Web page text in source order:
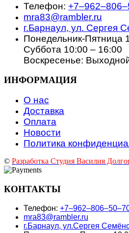
Телефон:
mra83@rambler.ru
г.Барнаул, ул. Сергея
Понедельник-Пятница
Суббота 10:00 – 16:00
Воскресенье:
ИНФОРМАЦИЯ
О нас
Доставка
Оплата
Новости
Политика
© Разработка Студия Василия
КОНТАКТЫ
Телефон:
mra83@rambler.ru
г.Барнаул, ул.Сергея